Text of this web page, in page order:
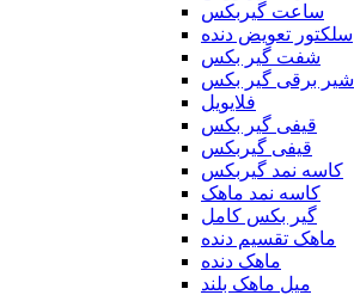
ساعت گیربکس
سلکتور تعویض دنده
شفت گیر بکس
شیر برقی گیر بکس
فلایویل
قیفی گیر بکس
قیفی گیربکس
کاسه نمد گیربکس
کاسه نمد ماهک
گیر بکس کامل
ماهک تقسیم دنده
ماهک دنده
میل ماهک بلند